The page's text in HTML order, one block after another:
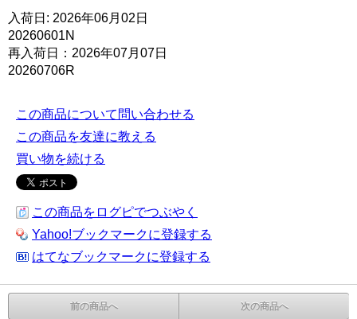
入荷日: 2026年06月02日
20260601N
再入荷日：2026年07月07日
20260706R
この商品について問い合わせる
この商品を友達に教える
買い物を続ける
この商品をログピでつぶやく
Yahoo!ブックマークに登録する
はてなブックマークに登録する
前の商品へ 次の商品へ